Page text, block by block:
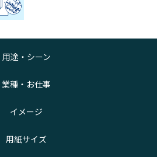
用途・シーン
業種・お仕事
イメージ
用紙サイズ